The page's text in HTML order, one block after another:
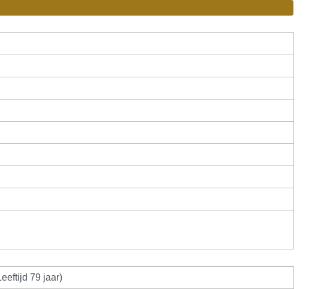
79 jaar)